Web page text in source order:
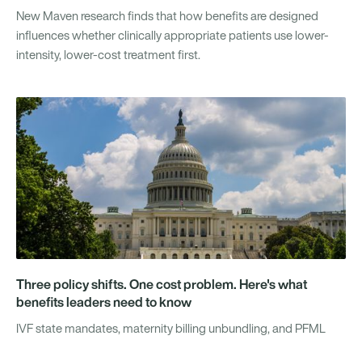
New Maven research finds that how benefits are designed
influences whether clinically appropriate patients use lower-
intensity, lower-cost treatment first.
Three policy shifts. One cost problem. Here's what
benefits leaders need to know
IVF state mandates, maternity billing unbundling, and PFML